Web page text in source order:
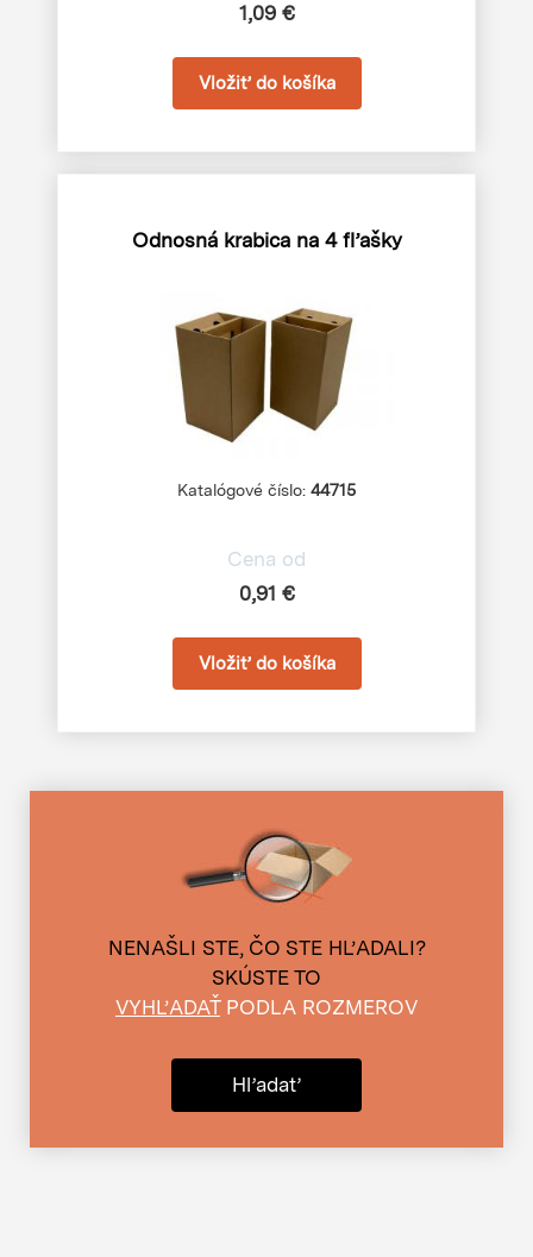
1,09 €
Odnosná krabica na 4 fľašky
Katalógové číslo: 44715
Cena od
0,91 €
NENAŠLI STE, ČO STE HĽADALI?
SKÚSTE TO
VYHĽADAŤPODLA ROZMEROV
Hľadať